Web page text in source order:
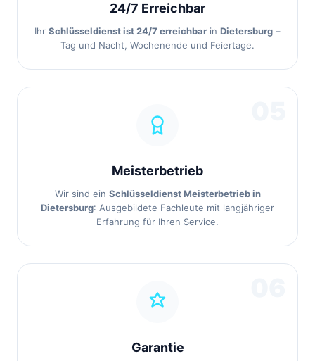
24/7 Erreichbar
Ihr Schlüsseldienst ist 24/7 erreichbar in Dietersburg –
Tag und Nacht, Wochenende und Feiertage.
Meisterbetrieb
Wir sind ein Schlüsseldienst Meisterbetrieb in
Dietersburg: Ausgebildete Fachleute mit langjähriger
Erfahrung für Ihren Service.
Garantie